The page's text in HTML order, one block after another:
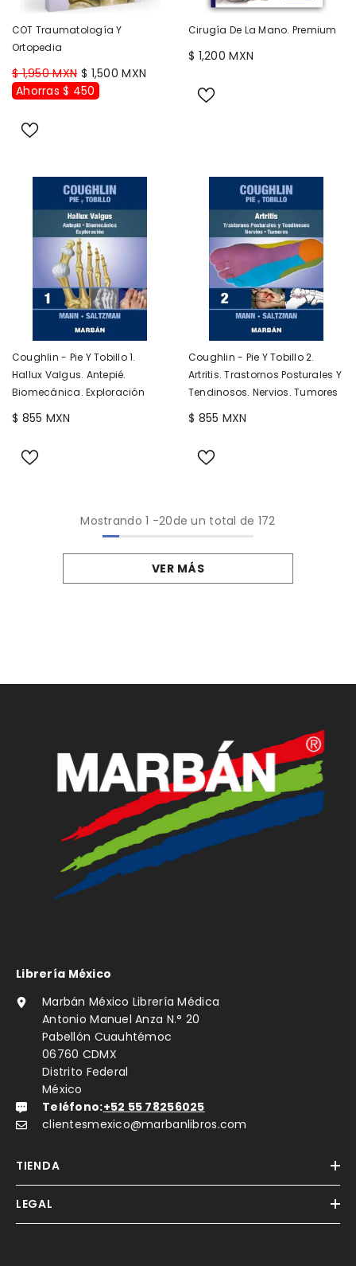
COT Traumatología Y
Ortopedia
$ 1,950 MXN $ 1,500 MXN
Ahorras $ 450
Cirugía De La Mano. Premium
$ 1,200 MXN
Coughlin - Pie Y Tobillo 1.
Hallux Valgus. Antepié.
Biomecánica. Exploración
$ 855 MXN
Coughlin - Pie Y Tobillo 2.
Artritis. Trastornos Posturales Y
Tendinosos. Nervios. Tumores
$ 855 MXN
Mostrando 1 -20de un total de 172
VER MÁS
Librería México
Marbán México Librería Médica
Antonio Manuel Anza N.° 20
Pabellón Cuauhtémoc
06760 CDMX
Distrito Federal
México
Teléfono:+52 55 78256025
clientesmexico@marbanlibros.com
TIENDA
LEGAL